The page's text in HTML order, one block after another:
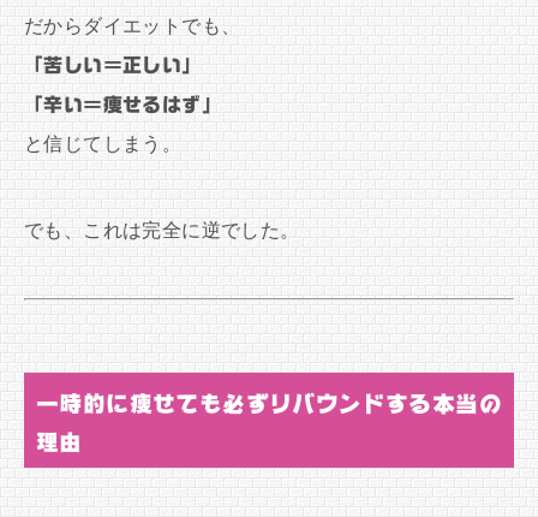
だからダイエットでも、
「苦しい＝正しい」
「辛い＝痩せるはず」
と信じてしまう。
でも、これは完全に逆でした。
一時的に痩せても必ずリバウンドする本当の
理由